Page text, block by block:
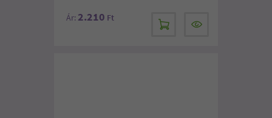
Ár: 2.210 Ft